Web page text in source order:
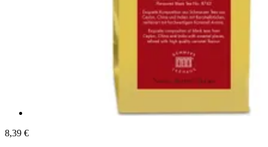
8,39 €